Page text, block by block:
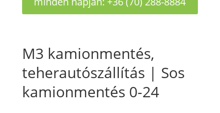
M3 kamionmentés,
teherautószállítás | Sos
kamionmentés 0-24